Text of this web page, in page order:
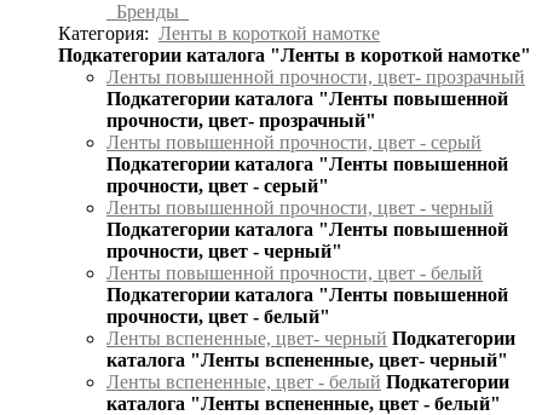
Бренды
Категория: Ленты в короткой намотке
Подкатегории каталога "Ленты в короткой намотке"
Ленты повышенной прочности, цвет- прозрачный
Подкатегории каталога "Ленты повышенной
прочности, цвет- прозрачный"
Ленты повышенной прочности, цвет - серый
Подкатегории каталога "Ленты повышенной
прочности, цвет - серый"
Ленты повышенной прочности, цвет - черный
Подкатегории каталога "Ленты повышенной
прочности, цвет - черный"
Ленты повышенной прочности, цвет - белый
Подкатегории каталога "Ленты повышенной
прочности, цвет - белый"
Ленты вспененные, цвет- черный Подкатегории
каталога "Ленты вспененные, цвет- черный"
Ленты вспененные, цвет - белый Подкатегории
каталога "Ленты вспененные, цвет - белый"